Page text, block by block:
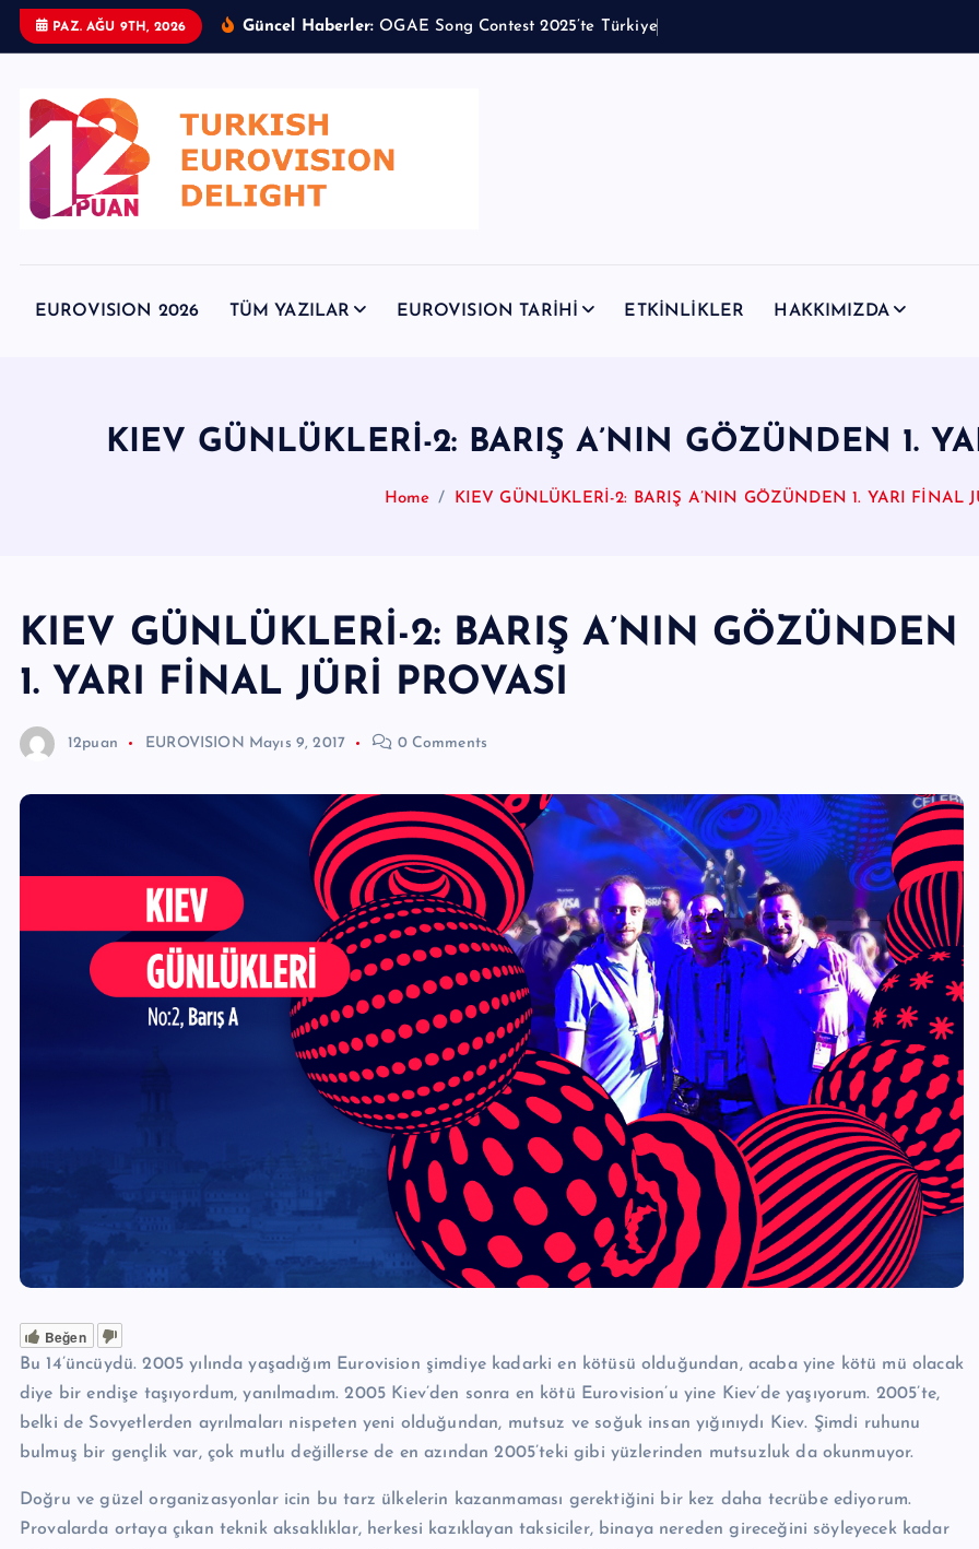
PAZ. AĞU 9TH, 2026 Güncel Haberler: OGA E Song Contest 2025’te Türkiye
EUROVISION 2026 TÜM YAZILAR EUROVISION TARİHİ ETKİNLİKLER HAKKIMIZDA
KIEV GÜNLÜKLERİ-2: BARIŞ A’NIN GÖZÜNDEN 1.
Home KIEV GÜNLÜKLERİ-2: BARIŞ A’NIN GÖZÜNDEN 1. YARI FİNAL
KIEV GÜNLÜKLERİ-2: BARIŞ A’NIN GÖZÜNDEN
1. YARI FİNAL JÜRİ PROVASI
12puan EUROVISION Mayıs 9, 2017 0 Comments
Beğen
Bu 14’üncüydü. 2005 yılında yaşadığım Eurovision şimdiye kadarki en kötüsü olduğundan, acaba yine kötü mü olacak
diye bir endişe taşıyordum, yanılmadım. 2005 Kiev’den sonra en kötü Eurovision’u yine Kiev’de yaşıyorum. 2005’te,
belki de Sovyetlerden ayrılmaları nispeten yeni olduğundan, mutsuz ve soğuk insan yığınıydı Kiev. Şimdi ruhunu
bulmuş bir gençlik var, çok mutlu değillerse de en azından 2005’teki gibi yüzlerinden mutsuzluk da okunmuyor.
Doğru ve güzel organizasyonlar icin bu tarz ülkelerin kazanmaması gerektiğini bir kez daha tecrübe ediyorum.
Provalarda ortaya çıkan teknik aksaklıklar, herkesi kazıklayan taksiciler, binaya nereden gireceğini söyleyecek kadar